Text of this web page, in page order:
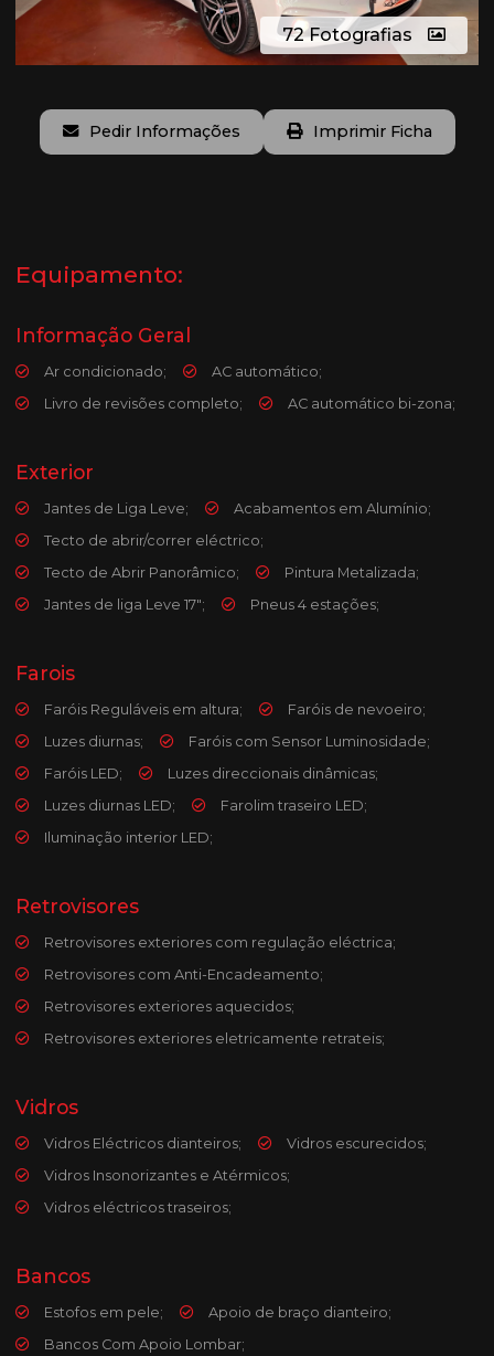
72 Fotografias
Pedir Informações Imprimir Ficha
Equipamento:
Informação Geral
Ar condicionado;
AC automático;
Livro de revisões completo;
AC automático bi-zona;
Exterior
Jantes de Liga Leve;
Acabamentos em Alumínio;
Tecto de abrir/correr eléctrico;
Tecto de Abrir Panorâmico;
Pintura Metalizada;
Jantes de liga Leve 17";
Pneus 4 estações;
Farois
Faróis Reguláveis em altura;
Faróis de nevoeiro;
Luzes diurnas;
Faróis com Sensor Luminosidade;
Faróis LED;
Luzes direccionais dinâmicas;
Luzes diurnas LED;
Farolim traseiro LED;
Iluminação interior LED;
Retrovisores
Retrovisores exteriores com regulação eléctrica;
Retrovisores com Anti-Encadeamento;
Retrovisores exteriores aquecidos;
Retrovisores exteriores eletricamente retrateis;
Vidros
Vidros Eléctricos dianteiros;
Vidros escurecidos;
Vidros Insonorizantes e Atérmicos;
Vidros eléctricos traseiros;
Bancos
Estofos em pele;
Apoio de braço dianteiro;
Bancos Com Apoio Lombar;